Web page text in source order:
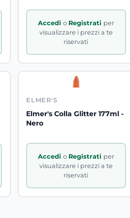
Accedi o Registrati per
visualizzare i prezzi a te
riservati
ELMER'S
Elmer's Colla Glitter 177ml -
Nero
Accedi o Registrati per
visualizzare i prezzi a te
riservati